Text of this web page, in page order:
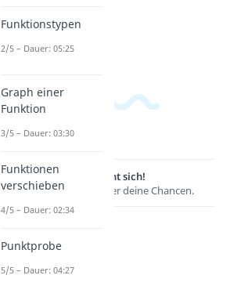
Lernen lohnt sich!
Entdecke hier deine Chancen.
Funktionstypen
2/5 – Dauer: 05:25
Graph einer
Funktion
3/5 – Dauer: 03:30
Funktionen
verschieben
4/5 – Dauer: 02:34
Punktprobe
5/5 – Dauer: 04:27